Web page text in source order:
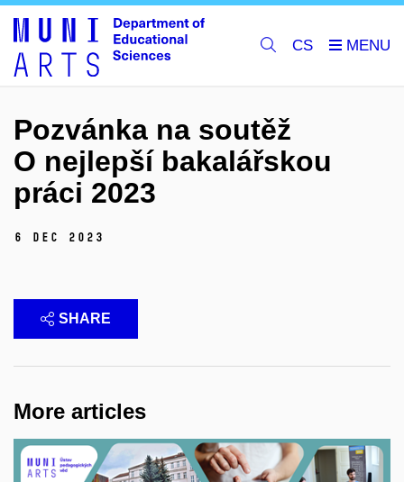
CS
Pozvánka na soutěž
O nejlepší bakalářskou
práci 2023
6 Dec 2023
SHARE
More articles